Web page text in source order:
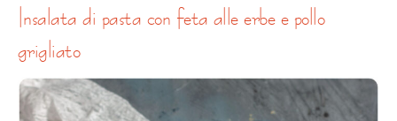
insalata di pasta con feta alle erbe e pollo
grigliato